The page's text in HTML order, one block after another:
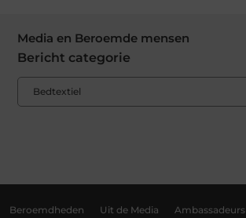
Media en Beroemde mensen
Bericht categorie
Beroemdheden Uit de Media Ambassadeurs